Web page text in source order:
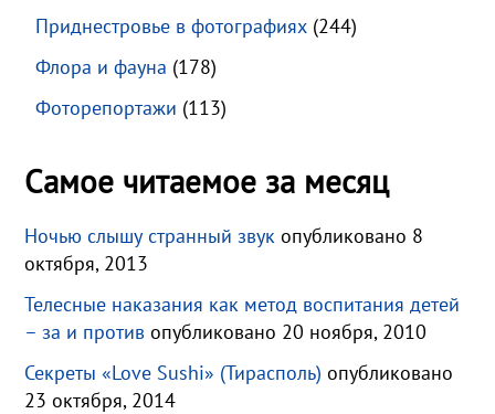
Приднестровье в фотографиях (244)
Флора и фауна (178)
Фоторепортажи (113)
Самое читаемое за месяц
Ночью слышу странный звук опубликовано 8
октября, 2013
Телесные наказания как метод воспитания детей
– за и против опубликовано 20 ноября, 2010
Секреты «Love Sushi» (Тирасполь) опубликовано
23 октября, 2014